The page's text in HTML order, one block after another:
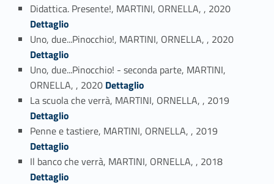
Didattica. Presente!, MARTINI, ORNELLA, , 2020
Dettaglio
Uno, due...Pinocchio!, MARTINI, ORNELLA, , 2020
Dettaglio
Uno, due...Pinocchio! - seconda parte, MARTINI,
ORNELLA, , 2020 Link identifier #identifier_person_21017-3Dettaglio
La scuola che verrà, MARTINI, ORNELLA, , 2019
Dettaglio
Penne e tastiere, MARTINI, ORNELLA, , 2019
Dettaglio
Il banco che verrà, MARTINI, ORNELLA, , 2018
Dettaglio